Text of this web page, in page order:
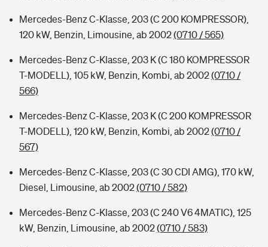
Mercedes-Benz C-Klasse, 203 (C 200 KOMPRESSOR),
120 kW, Benzin, Limousine, ab 2002(0710 / 565)
Mercedes-Benz C-Klasse, 203 K (C 180 KOMPRESSOR
T-MODELL), 105 kW, Benzin, Kombi, ab 2002(0710 /
566)
Mercedes-Benz C-Klasse, 203 K (C 200 KOMPRESSOR
T-MODELL), 120 kW, Benzin, Kombi, ab 2002(0710 /
567)
Mercedes-Benz C-Klasse, 203 (C 30 CDI AMG), 170 kW,
Diesel, Limousine, ab 2002(0710 / 582)
Mercedes-Benz C-Klasse, 203 (C 240 V6 4MATIC), 125
kW, Benzin, Limousine, ab 2002(0710 / 583)